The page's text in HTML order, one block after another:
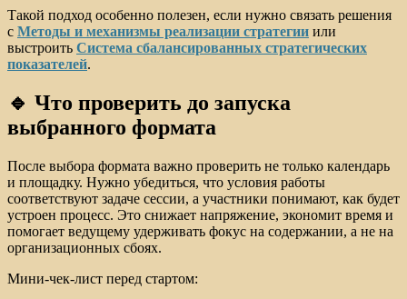
Такой подход особенно полезен, если нужно связать решения
с Методы и механизмы реализации стратегии или
выстроить Система сбалансированных стратегических
показателей.
🔹 Что проверить до запуска
выбранного формата
После выбора формата важно проверить не только календарь
и площадку. Нужно убедиться, что условия работы
соответствуют задаче сессии, а участники понимают, как будет
устроен процесс. Это снижает напряжение, экономит время и
помогает ведущему удерживать фокус на содержании, а не на
организационных сбоях.
Мини-чек-лист перед стартом: